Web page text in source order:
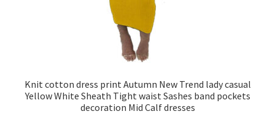
Knit cotton dress print Autumn New Trend lady casual
Yellow White Sheath Tight waist Sashes band pockets
decoration Mid Calf dresses